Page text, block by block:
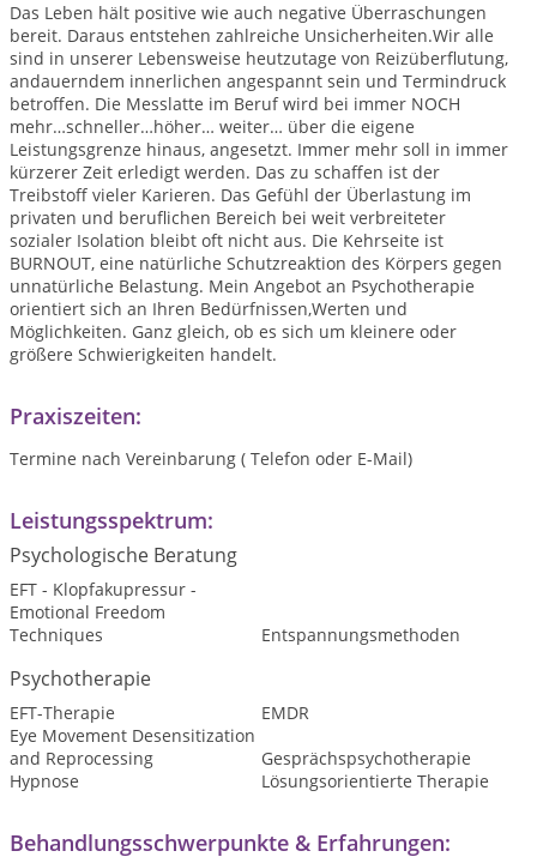
Das Leben hält positive wie auch negative Überraschungen
bereit. Daraus entstehen zahlreiche Unsicherheiten.Wir alle
sind in unserer Lebensweise heutzutage von Reizüberflutung,
andauerndem innerlichen angespannt sein und Termindruck
betroffen. Die Messlatte im Beruf wird bei immer NOCH
mehr…schneller…höher… weiter… über die eigene
Leistungsgrenze hinaus, angesetzt. Immer mehr soll in immer
kürzerer Zeit erledigt werden. Das zu schaffen ist der
Treibstoff vieler Karieren. Das Gefühl der Überlastung im
privaten und beruflichen Bereich bei weit verbreiteter
sozialer Isolation bleibt oft nicht aus. Die Kehrseite ist
BURNOUT, eine natürliche Schutzreaktion des Körpers gegen
unnatürliche Belastung. Mein Angebot an Psychotherapie
orientiert sich an Ihren Bedürfnissen,Werten und
Möglichkeiten. Ganz gleich, ob es sich um kleinere oder
größere Schwierigkeiten handelt.
Praxiszeiten:
Termine nach Vereinbarung ( Telefon oder E-Mail)
Leistungsspektrum:
Psychologische Beratung
EFT - Klopfakupressur -
Emotional Freedom
Techniques
Entspannungsmethoden
Psychotherapie
EFT-Therapie
EMDR
Eye Movement Desensitization
and Reprocessing
Gesprächspsychotherapie
Hypnose
Lösungsorientierte Therapie
Behandlungsschwerpunkte & Erfahrungen: